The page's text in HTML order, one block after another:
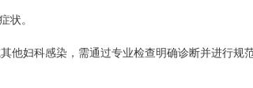
状。
他妇科感染，需通过专业检查明确诊断并进行规